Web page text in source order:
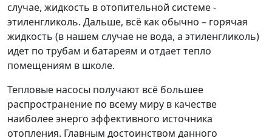
случае, жидкость в отопительной системе -
этиленгликоль. Дальше, всё как обычно – горячая
жидкость (в нашем случае не вода, а этиленгликоль)
идет по трубам и батареям и отдает тепло
помещениям в школе.
Тепловые насосы получают всё большее
распространение по всему миру в качестве
наиболее энерго эффективного источника
отопления. Главным достоинством данного